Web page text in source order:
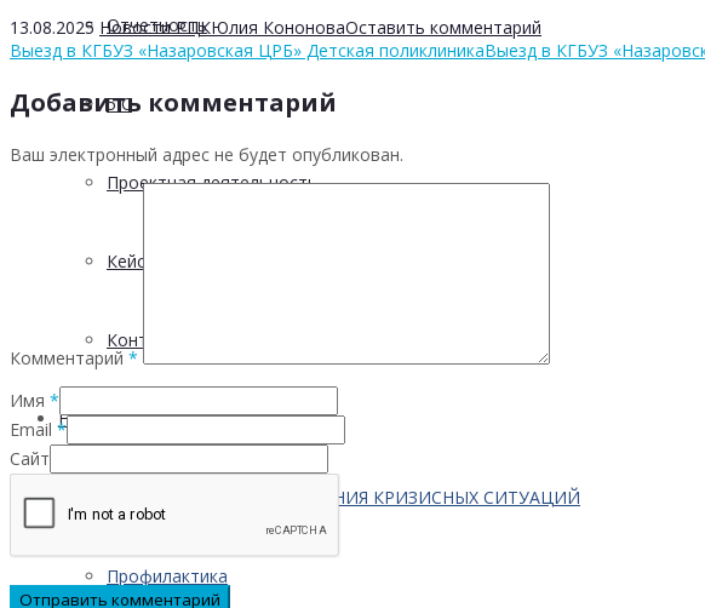
Отчетность
5 С
Проектная деятельность
Кейсы
Контактная информация
Населению
ПО ВОПРОСАМ ПРЕОДОЛЕНИЯ КРИЗИСНЫХ СИТУАЦИЙ
Профилактика
13.08.2025 Новости РЦКЮлия КононоваОставить комментарий
Выезд в КГБУЗ «Назаровская ЦРБ» Детская поликлиникаВыезд в КГБУЗ
Добавить комментарий
Ваш электронный адрес не будет опубликован.
Комментарий *
Имя *
Email *
Сайт